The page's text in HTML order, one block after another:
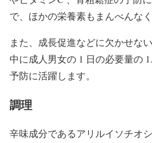
で、ほかの栄養素もまんべんなく
また、成長促進などに欠かせな
中に成人男女の 1 日の必要量の
予防に活躍します。
調理
辛味成分であるアリルイソチオ